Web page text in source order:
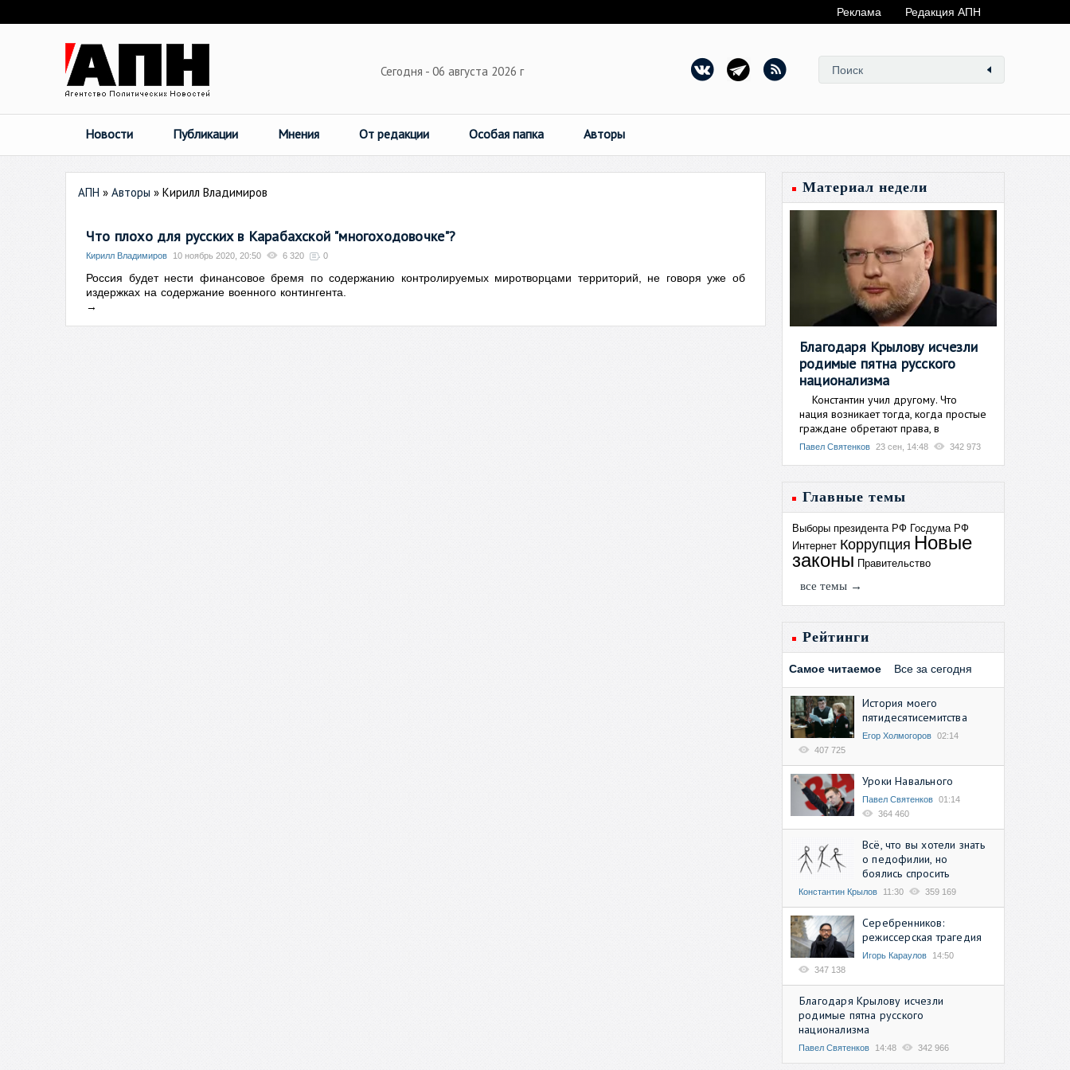
Реклама Редакция АПН
Сегодня - 06 августа 2026 г
Новости Публикации Мнения От редакции Особая папка Авторы
АПН » Авторы » Кирилл Владимиров
Что плохо для русских в Карабахской "многоходовочке"?
Кирилл Владимиров 10 ноябрь 2020, 20:50 6 320 0
Россия будет нести финансовое бремя по содержанию контролируемых миротворцами территорий, не говоря уже об
издержках на содержание военного контингента.
→
Материал недели
Благодаря Крылову исчезли
родимые пятна русского
национализма
Константин учил другому. Что
нация возникает тогда, когда простые
граждане обретают права, в
Павел Святенков 23 сен, 14:48 342 973
Главные темы
Выборы президента РФ Госдума РФ
Интернет Коррупция Новые
законы Правительство
все темы →
Рейтинги
Самое читаемое Все за сегодня
История моего
пятидесятисемитства
Егор Холмогоров 02:14
407 725
Уроки Навального
Павел Святенков 01:14
364 460
Всё, что вы хотели знать
о педофилии, но
боялись спросить
Константин Крылов 11:30 359 169
Серебренников:
режиссерская трагедия
Игорь Караулов
14:50
347 138
Благодаря Крылову исчезли
родимые пятна русского
национализма
Павел Святенков 14:48 342 966